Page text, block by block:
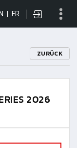
FR
ZURÜCK
2026